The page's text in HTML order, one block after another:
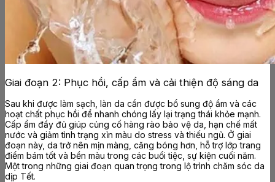
Giai đoạn 2: Phục hồi, cấp ẩm và cải thiện độ sáng da
Sau khi được làm sạch, làn da cần được bổ sung độ ẩm và các
hoạt chất phục hồi để nhanh chóng lấy lại trạng thái khỏe mạnh.
Cấp ẩm đầy đủ giúp củng cố hàng rào bảo vệ da, hạn chế mất
nước và giảm tình trạng xỉn màu do stress và thiếu ngủ. Ở giai
đoạn này, da trở nên mịn màng, căng bóng hơn, hỗ trợ lớp trang
điểm bám tốt và bền màu trong các buổi tiệc, sự kiện cuối năm.
Một trong những giai đoạn quan trọng trong lộ trình chăm sóc da
dịp Tết.